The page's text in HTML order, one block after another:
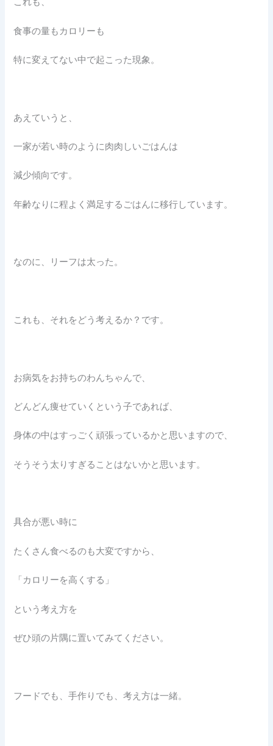
食事の量もカロリーも
特に変えてない中で起こった現象。
あえていうと、
一家が若い時のように肉肉しいごはんは
減少傾向です。
年齢なりに程よく満足するごはんに移行しています。
なのに、リーフは太った。
これも、それをどう考えるか？です。
お病気をお持ちのわんちゃんで、
どんどん痩せていくという子であれば、
身体の中はすっごく頑張っているかと思いますので、
そうそう太りすぎることはないかと思います。
具合が悪い時に
たくさん食べるのも大変ですから、
「カロリーを高くする」
という考え方を
ぜひ頭の片隅に置いてみてください。
フードでも、手作りでも、考え方は一緒。